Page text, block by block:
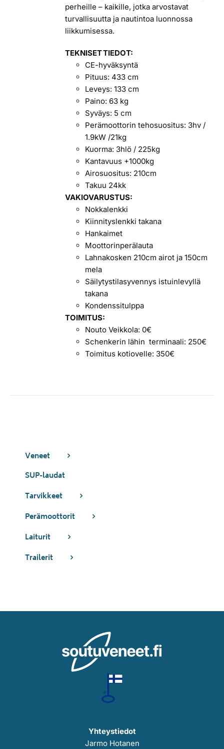
perheille – kaikille, jotka arvostavat
turvallisuutta ja nautintoa luonnossa
liikkumisessa.
TEKNISET TIEDOT:
CE-hyväksyntä
Pituus: 433 cm
Leveys: 133 cm
Paino: 63 kg
Syväys: 5 cm
Perämoottorin tehosuositus: 3hv /
1.9kW /21kg
Kuorma: 3hlö / 225kg
Kantavuus +1000kg
Airosuositus: 210cm
Takuu 24kk
VAKIOVARUSTUS:
Nokkalenkki
Kiinnityslenkki takana
Hankaimet
Moottorinperälauta
Lahnakosken 210cm airot ja 150cm
mela
Säilytystilasyvennys istuinlevyllä
takana
Kondenssitulppa
TOIMITUS:
Nouto Veikkola: 0€
Schenkerin lähin terminaali: 250€
Toimitus kotiovelle: 350€
Veneet
SUP-laudat
Tarvikkeet
Perämoottorit
Laiturit
Trailerit
Yhteystiedot
Jarmo Hotanen